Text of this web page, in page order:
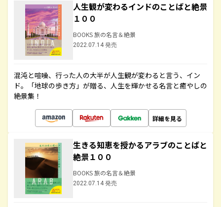
人生観が変わるインドのことばと絶景
１００
BOOKS 旅の名言＆絶景
2022.07.14 発売
混沌と喧噪、行った人の大半が人生観が変わると言う、イン
ド。「地球の歩き方」が贈る、人生を輝かせる名言と癒やしの
絶景集！
詳細を見る
生きる知恵を授かるアラブのことばと
絶景１００
BOOKS 旅の名言＆絶景
2022.07.14 発売